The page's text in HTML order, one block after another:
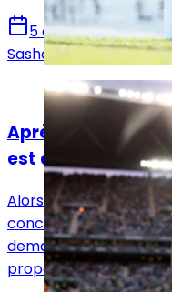
5 août 2026
Sasha Laquitaine
Actualités
Après l'ultime
est dans le camp
Alors qu'Arsenal
concret pour Vinicius
demandé une
proposant une